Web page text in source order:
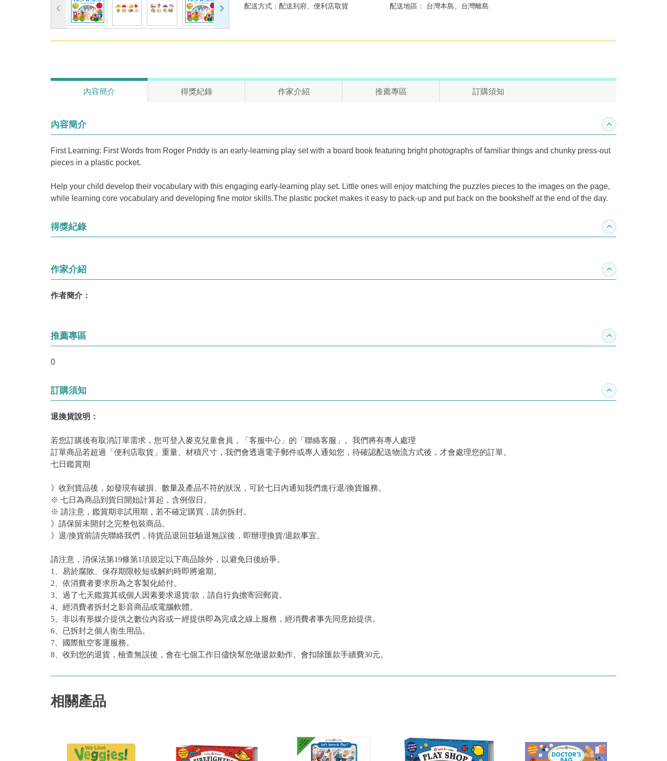
配送方式：配送到府、便利店取貨 配送地區： 台灣本島、台灣離島
內容簡介 得獎紀錄 作家介紹 推薦專區 訂購須知
內容簡介 收合內容簡介
First Learning: First Words from Roger Priddy is an early-learning play set with a board book featuring bright photographs of familiar things and chunky press-out
pieces in a plastic pocket.
Help your child develop their vocabulary with this engaging early-learning play set. Little ones will enjoy matching the puzzles pieces to the images on the page,
while learning core vocabulary and developing fine motor skills.The plastic pocket makes it easy to pack-up and put back on the bookshelf at the end of the day.
得獎紀錄 收合得獎紀錄
作家介紹 收合作家介紹
作者簡介：
推薦專區 收合推薦專區
0
訂購須知 收合訂購須知
退換貨說明：
若您訂購後有取消訂單需求，您可登入麥克兒童會員，「客服中心」的「聯絡客服」。我們將有專人處理
訂單商品若超過「便利店取貨」重量、材積尺寸，我們會透過電子郵件或專人通知您，待確認配送物流方式後，才會處理您的訂單。
七日鑑賞期
》收到貨品後，如發現有破損、數量及產品不符的狀況，可於七日內通知我們進行退/換貨服務。
※ 七日為商品到貨日開始計算起，含例假日。
※ 請注意，鑑賞期非試用期，若不確定購買，請勿拆封。
》請保留未開封之完整包裝商品。
》退/換貨前請先聯絡我們，待貨品退回並驗退無誤後，即辦理換貨/退款事宜。
請注意，消保法第19條第1項規定以下商品除外，以避免日後紛爭。
1、易於腐敗、保存期限較短或解約時即將逾期。
2、依消費者要求所為之客製化給付。
3、過了七天鑑賞其或個人因素要求退貨/款，請自行負擔寄回郵資。
4、經消費者拆封之影音商品或電腦軟體。
5、非以有形媒介提供之數位內容或一經提供即為完成之線上服務，經消費者事先同意始提供。
6、已拆封之個人衛生用品。
7、國際航空客運服務。
8、收到您的退貨，檢查無誤後，會在七個工作日儘快幫您做退款動作。會扣除匯款手續費30元。
相關產品